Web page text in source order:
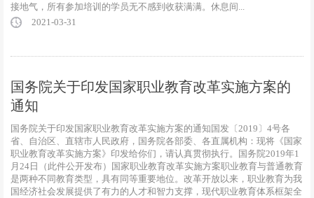
接地气，所有参加培训的学员无不感到收获满满。休息间...
2021-03-31
国务院关于印发国家职业教育改革实施方案的
通知
国务院关于印发国家职业教育改革实施方案的通知国发〔2019〕4号各
省、自治区、直辖市人民政府，国务院各部委、各直属机构：现将《国家
职业教育改革实施方案》印发给你们，请认真贯彻执行。国务院2019年1
月24日（此件公开发布）国家职业教育改革实施方案职业教育与普通教育
是两种不同教育类型，具有同等重要地位。改革开放以来，职业教育为我
国经济社会发展提供了有力的人才和智力支撑，现代职业教育体系框架全